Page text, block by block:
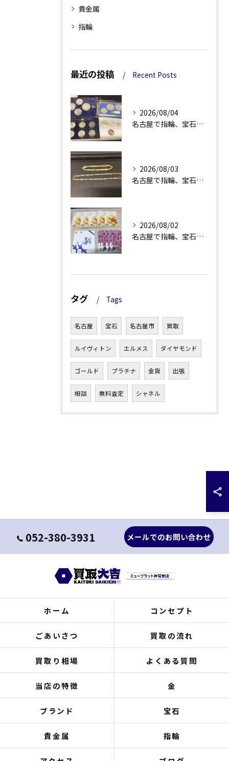
貴金属
指輪
最近の投稿 Recent Posts
2026/08/04
名古屋で指輪、宝石買取なら当店で！！。
2026/08/03
名古屋で指輪、宝石買取なら当店で！！。
2026/08/02
名古屋で指輪、宝石買取なら当店で！！。
タグ Tags
名古屋 宝石 名古屋市 買取
ルイヴィトン エルメス ダイヤモンド
ゴールド プラチナ 金貨 出張
相談 無料査定 シャネル
052-380-3931 メールでのお問い合わせ
ホーム コンセプト
ごあいさつ 買取の流れ
買取り相場 よくある質問
当店の特徴 金
ブランド 宝石
貴金属 指輪